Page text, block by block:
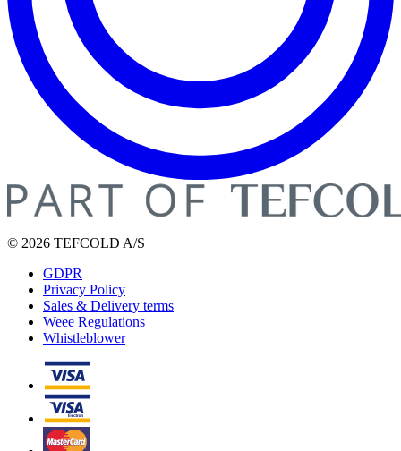
© 2026 TEFCOLD A/S
GDPR
Privacy Policy
Sales & Delivery terms
Weee Regulations
Whistleblower